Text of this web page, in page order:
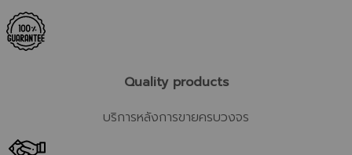
Quality products
บริการหลังการขายครบวงจร